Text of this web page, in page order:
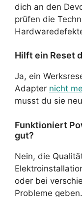
dich an den
prüfen die
Hilft ein Reset
Ja, ein
Adapter nicht
musst du sie
Funktioniert
gut?
Nein, die
oder bei
Probleme geben.